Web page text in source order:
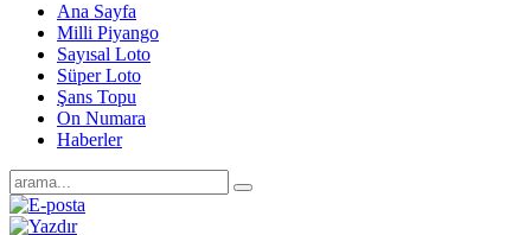
Ana Sayfa
Milli Piyango
Sayısal Loto
Süper Loto
Şans Topu
On Numara
Haberler